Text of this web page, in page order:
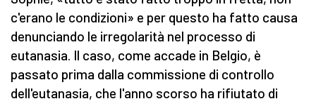
c'erano le condizioni» e per questo ha fatto causa
denunciando le irregolarità nel processo di
eutanasia. Il caso, come accade in Belgio, è
passato prima dalla commissione di controllo
dell'eutanasia, che l'anno scorso ha rifiutato di